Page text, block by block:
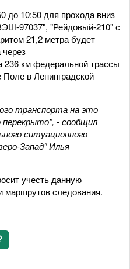
до 10:50 для прохода вниз
97037", "Рейдовый-210" с
21,2 метра будет
через
236 км федеральной трассы
в Ленинградской
транспорта на это
- сообщил
ситуационного
Запад" Илья
учесть данную
маршрутов следования.